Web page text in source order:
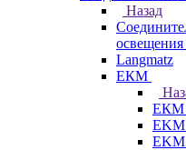
Назад
освещения
Langmatz
ЕКМ
ЕКМ
EKM
EKM